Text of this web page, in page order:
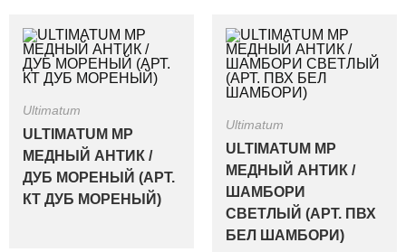
Ultimatum
ULTIMATUM MP
МЕДНЫЙ АНТИК /
ДУБ МОРЕНЫЙ (АРТ.
КТ ДУБ МОРЕНЫЙ)
Ultimatum
ULTIMATUM MP
МЕДНЫЙ АНТИК /
ШАМБОРИ
СВЕТЛЫЙ (АРТ. ПВХ
БЕЛ ШАМБОРИ)